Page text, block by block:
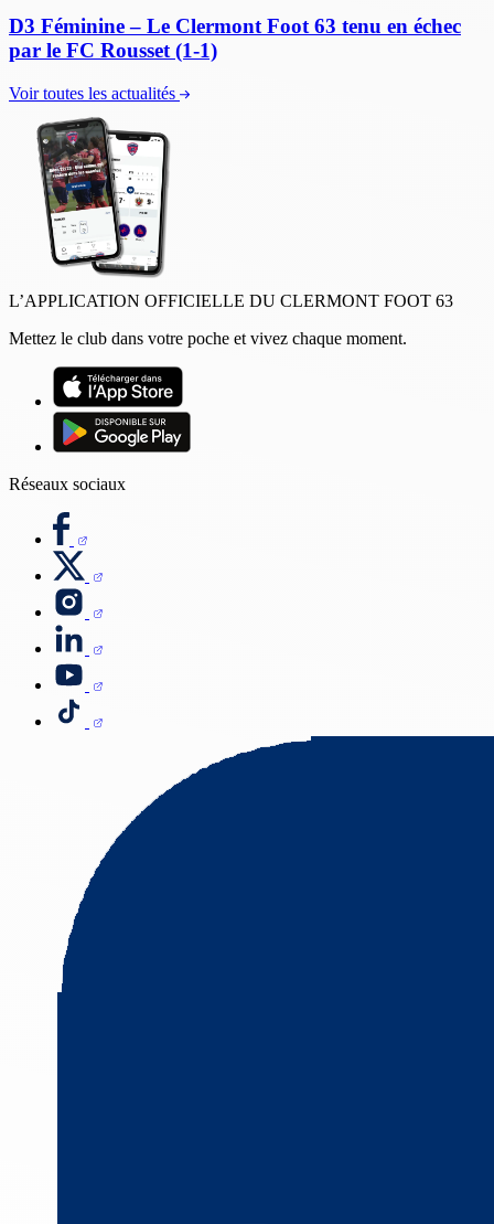
D3 Féminine – Le Clermont Foot 63 tenu en échec
par le FC Rousset (1-1)
Voir toutes les actualités
L’APPLICATION OFFICIELLE DU CLERMONT FOOT 63
Mettez le club dans votre poche et vivez chaque moment.
Réseaux sociaux